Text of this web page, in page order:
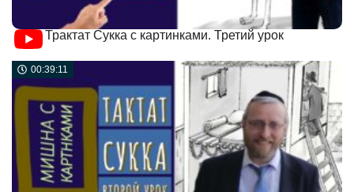
Трактат Сукка с картинками. Третий урок
00:39:11